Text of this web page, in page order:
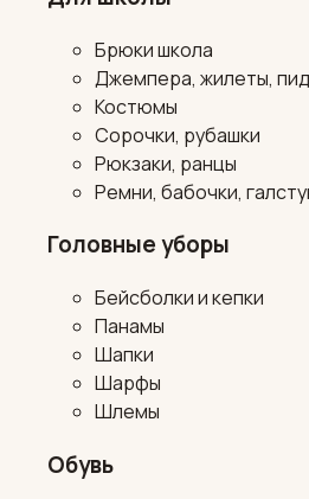
Брюки школа
Джемпера, жилеты,
Костюмы
Сорочки, рубашки
Рюкзаки, ранцы
Ремни, бабочки,
Головные уборы
Бейсболки и кепки
Панамы
Шапки
Шарфы
Шлемы
Обувь